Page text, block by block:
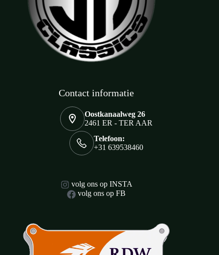
Contact informatie
Oostkanaalweg 26
2461 ER - TER AAR
Telefoon:
+31 639538460
volg ons op INSTA
volg ons op FB